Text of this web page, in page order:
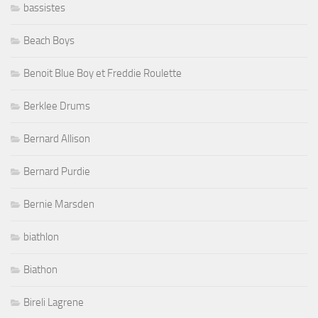
bassistes
Beach Boys
Benoit Blue Boy et Freddie Roulette
Berklee Drums
Bernard Allison
Bernard Purdie
Bernie Marsden
biathlon
Biathon
Bireli Lagrene